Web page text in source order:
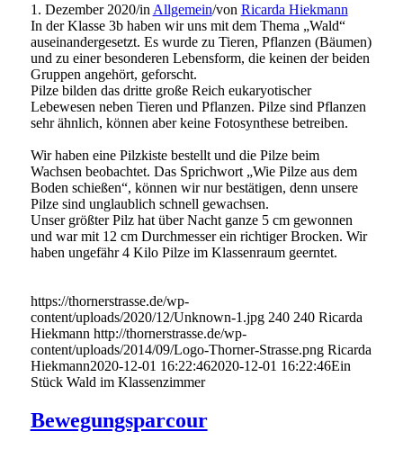
1. Dezember 2020/in Allgemein/von Ricarda Hiekmann
In der Klasse 3b haben wir uns mit dem Thema „Wald“
auseinandergesetzt. Es wurde zu Tieren, Pflanzen (Bäumen)
und zu einer besonderen Lebensform, die keinen der beiden
Gruppen angehört, geforscht.
Pilze bilden das dritte große Reich eukaryotischer
Lebewesen neben Tieren und Pflanzen. Pilze sind Pflanzen
sehr ähnlich, können aber keine Fotosynthese betreiben.
Wir haben eine Pilzkiste bestellt und die Pilze beim
Wachsen beobachtet. Das Sprichwort „Wie Pilze aus dem
Boden schießen“, können wir nur bestätigen, denn unsere
Pilze sind unglaublich schnell gewachsen.
Unser größter Pilz hat über Nacht ganze 5 cm gewonnen
und war mit 12 cm Durchmesser ein richtiger Brocken. Wir
haben ungefähr 4 Kilo Pilze im Klassenraum geerntet.
https://thornerstrasse.de/wp-
content/uploads/2020/12/Unknown-1.jpg 240 240 Ricarda
Hiekmann http://thornerstrasse.de/wp-
content/uploads/2014/09/Logo-Thorner-Strasse.png Ricarda
Hiekmann2020-12-01 16:22:462020-12-01 16:22:46Ein
Stück Wald im Klassenzimmer
Bewegungsparcour